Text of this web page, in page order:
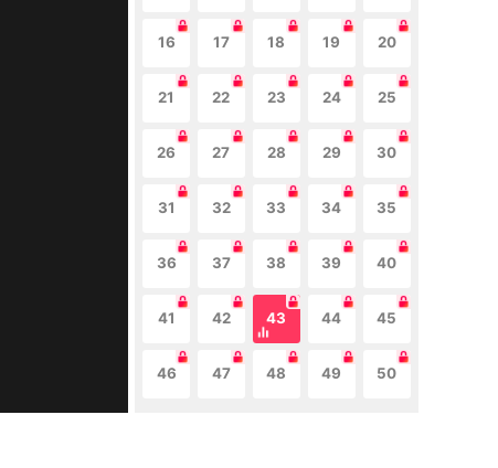
16 17 18 19 20
21 22 23 24 25
26 27 28 29 30
31 32 33 34 35
36 37 38 39 40
41 42 43 44 45
46 47 48 49 50